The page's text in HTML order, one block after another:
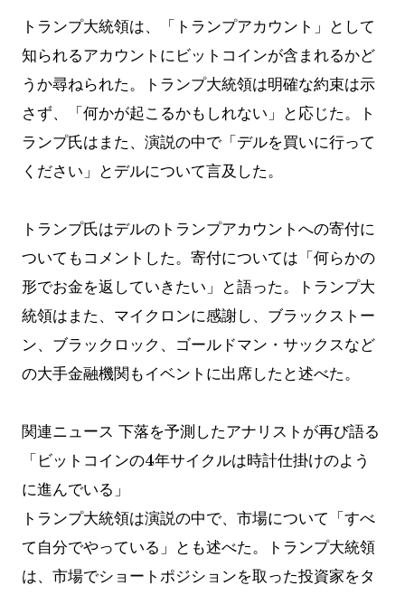
トランプ大統領は、「トランプアカウント」として
知られるアカウントにビットコインが含まれるかど
うか尋ねられた。トランプ大統領は明確な約束は示
さず、「何かが起こるかもしれない」と応じた。ト
ランプ氏はまた、演説の中で「デルを買いに行って
ください」とデルについて言及した。
トランプ氏はデルのトランプアカウントへの寄付に
ついてもコメントした。寄付については「何らかの
形でお金を返していきたい」と語った。トランプ大
統領はまた、マイクロンに感謝し、ブラックストー
ン、ブラックロック、ゴールドマン・サックスなど
の大手金融機関もイベントに出席したと述べた。
関連ニュース 下落を予測したアナリストが再び語る
「ビットコインの4年サイクルは時計仕掛けのよう
に進んでいる」
トランプ大統領は演説の中で、市場について「すべ
て自分でやっている」とも述べた。トランプ大統領
は、市場でショートポジションを取った投資家をタ